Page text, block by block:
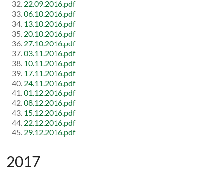
22.09.2016.pdf
06.10.2016.pdf
13.10.2016.pdf
20.10.2016.pdf
27.10.2016.pdf
03.11.2016.pdf
10.11.2016.pdf
17.11.2016.pdf
24.11.2016.pdf
01.12.2016.pdf
08.12.2016.pdf
15.12.2016.pdf
22.12.2016.pdf
29.12.2016.pdf
2017